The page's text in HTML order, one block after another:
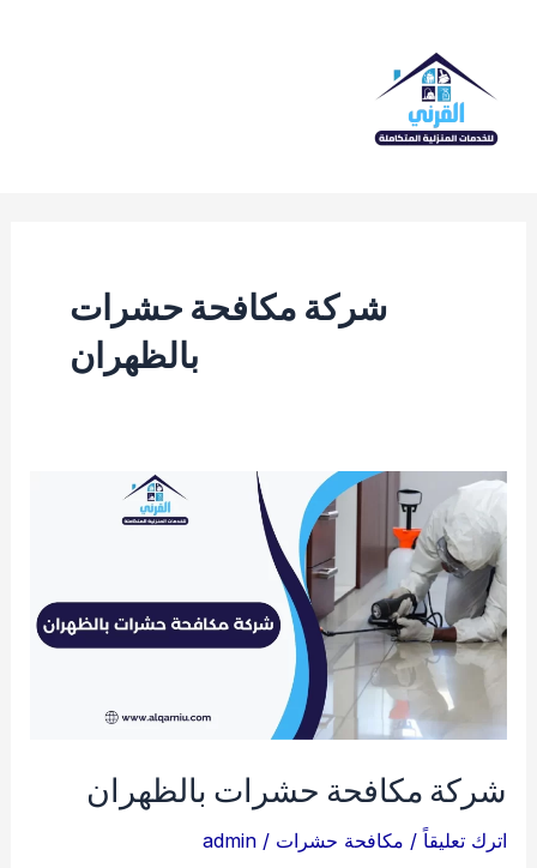
المحتوى
شركة مكافحة حشرات
بالظهران
شركة مكافحة حشرات بالظهران
اترك تعليقاً / مكافحة حشرات /
admin